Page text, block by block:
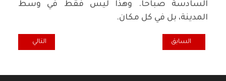
السادسة صباحاً. وهذا ليس فقط في وسط
المدينة، بل في كل مكان.
المقال السابق: العمل المشترك للقوى المدنية والديمقراطية
السابق المقال التالي:
التالي